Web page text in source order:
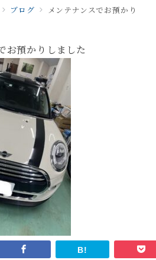
ブログ メンテナンスでお預かり
お預かりしました